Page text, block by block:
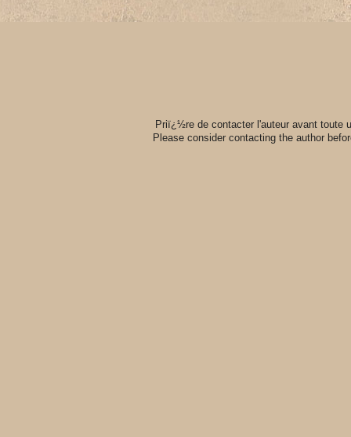
Priï¿½re de contacter l'auteur avant toute
Please consider contacting the author